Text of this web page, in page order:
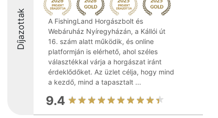
Díjazottak
A FishingLand Horgászbolt és
Webáruház Nyíregyházán, a Kállói út
16. szám alatt működik, és online
platformján is elérhető, ahol széles
választékkal várja a horgászat iránt
érdeklődőket. Az üzlet célja, hogy mind
a kezdő, mind a tapasztalt ...
9.4